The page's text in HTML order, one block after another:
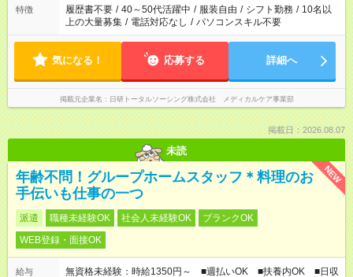
特徴 履歴書不要 / 40～50代活躍中 / 服装自由 / シフト勤務 / 10名以
上の大量募集 / 電話対応なし / パソコンスキル不要
気になる！ 応募する 詳細へ
掲載元企業名 日研トータルソーシング株式会社 メディカルケア事業部
掲載日：2026.08.07
未読
NEW
年齢不問！グループホームスタッフ＊料理のお
手伝いも仕事の一つ
派遣 職種未経験OK 社会人未経験OK
ブランクOK
WEB登録・面接OK
給与
無資格未経験：時給1350円～ ■週払いOK ■扶養内OK ■日収